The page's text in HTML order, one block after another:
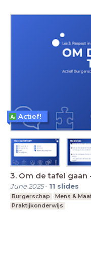
3. Om de tafel gaan
June 2025- 11 slides
Burgerschap Mens &
Praktijkonderwijs
Actief!